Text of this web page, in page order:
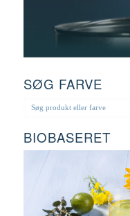
SØG FARVE
BIOBASERET